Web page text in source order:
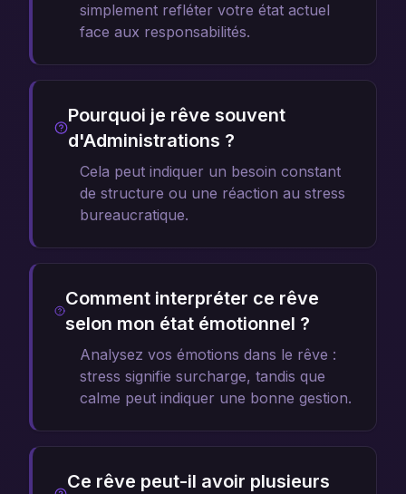
simplement refléter votre état actuel
face aux responsabilités.
Pourquoi je rêve souvent
d'Administrations ?
Cela peut indiquer un besoin constant
de structure ou une réaction au stress
bureaucratique.
Comment interpréter ce rêve
selon mon état émotionnel ?
Analysez vos émotions dans le rêve :
stress signifie surcharge, tandis que
calme peut indiquer une bonne gestion.
Ce rêve peut-il avoir plusieurs